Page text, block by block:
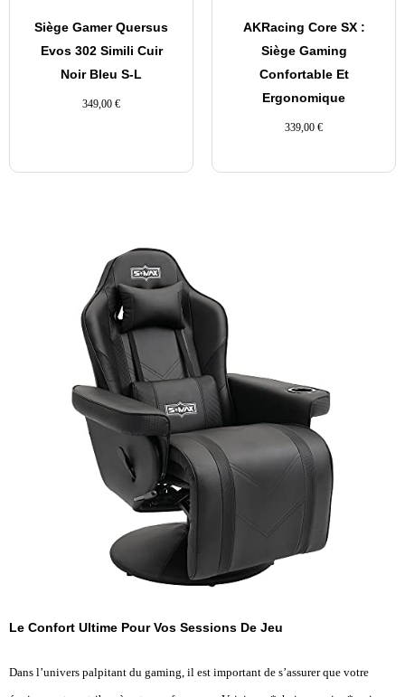
Siège Gamer Quersus
Evos 302 Simili Cuir
Noir Bleu S-L
349,00 €
AKRacing Core SX :
Siège Gaming
Confortable Et
Ergonomique
339,00 €
Le Confort Ultime Pour Vos Sessions De Jeu
Dans l’univers palpitant du gaming, il est important de s’assurer que votre